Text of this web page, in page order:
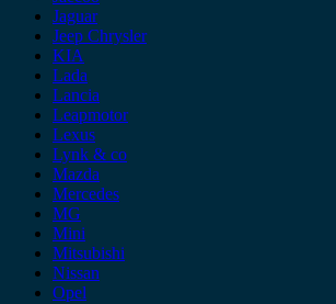
Jaguar
Jeep Chrysler
KIA
Lada
Lancia
Leapmotor
Lexus
Lynk & co
Mazda
Mercedes
MG
Mini
Mitsubishi
Nissan
Opel